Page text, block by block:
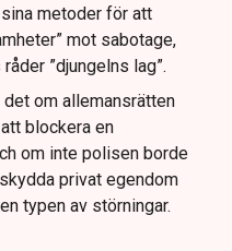
metoder för att
mot sabotage,
”djungelns lag”.
om allemansrätten
blockera en
om inte polisen borde
privat egendom
typen av störningar.